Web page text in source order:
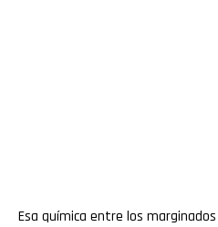
Esa química entre los